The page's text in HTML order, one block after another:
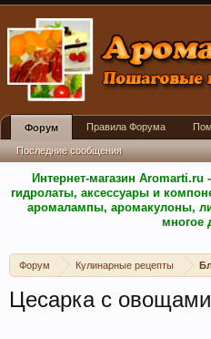
Интернет-магазин
гидролаты, аксессуары и
аромалампы, аромакулоны,
многое
Форум Кулинарные рецепты
Цесарка с
Форум
Последние сообщения
Правила Форума